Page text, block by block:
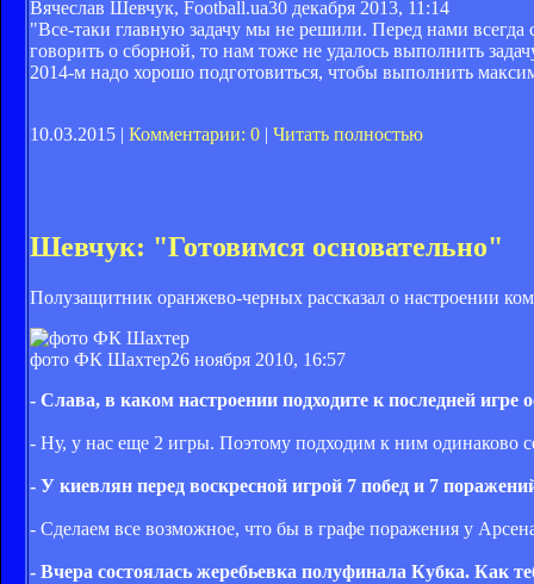
Вячеслав Шевчук, Football.ua30 декабря 2013, 11:14
"Все-таки главную задачу мы не решили. Перед нами
говорить о сборной, то нам тоже не удалось выполнить
2014-м надо хорошо подготовиться, чтобы выполнить
10.03.2015 | Комментарии: 0 Читать полностью
Шевчук: "Готовимся основательно"
Полузащитник оранжево-черных рассказал о настроении
фото ФК Шахтер26 ноября 2010, 16:57
- Слава, в каком настроении подходите к последней игре
- Ну, у нас еще 2 игры. Поэтому подходим к ним одинаково
- У киевлян перед воскресной игрой 7 побед и 7
- Сделаем все возможное, что бы в графе поражения у
- Вчера состоялась жеребьевка полуфинала Кубка. Как